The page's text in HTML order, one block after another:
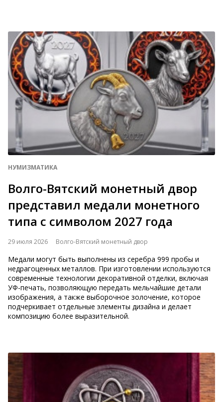
НУМИЗМАТИКА
Волго-Вятский монетный двор
представил медали монетного
типа с символом 2027 года
29 июля 2026 Волго-Вятский монетный двор
Медали могут быть выполнены из серебра 999 пробы и
недрагоценных металлов. При изготовлении используются
современные технологии декоративной отделки, включая
УФ-печать, позволяющую передать мельчайшие детали
изображения, а также выборочное золочение, которое
подчеркивает отдельные элементы дизайна и делает
композицию более выразительной.